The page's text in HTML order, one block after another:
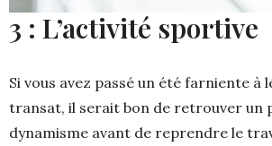
3 : L’activité sportive
Si vous avez passé un été farniente à
transat, il serait bon de retrouver un
dynamisme avant de reprendre le